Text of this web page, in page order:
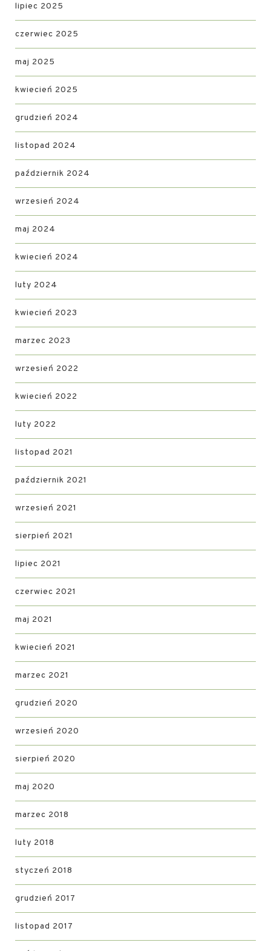
lipiec 2025
czerwiec 2025
maj 2025
kwiecień 2025
grudzień 2024
listopad 2024
październik 2024
wrzesień 2024
maj 2024
kwiecień 2024
luty 2024
kwiecień 2023
marzec 2023
wrzesień 2022
kwiecień 2022
luty 2022
listopad 2021
październik 2021
wrzesień 2021
sierpień 2021
lipiec 2021
czerwiec 2021
maj 2021
kwiecień 2021
marzec 2021
grudzień 2020
wrzesień 2020
sierpień 2020
maj 2020
marzec 2018
luty 2018
styczeń 2018
grudzień 2017
listopad 2017